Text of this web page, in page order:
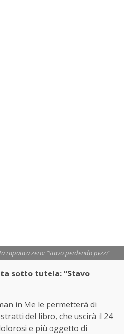
rapata a zero: "Stavo perdendo pezzi"
sotto tutela: “Stavo
in Me le permetterà di
del libro, che uscirà il 24
e più oggetto di